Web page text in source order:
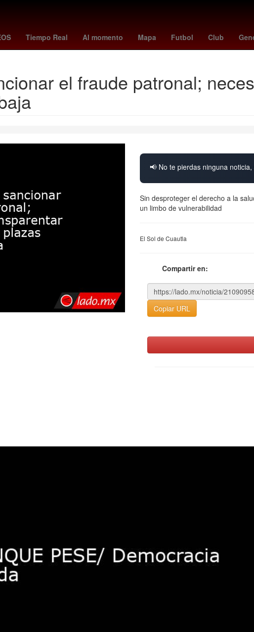
Tiempo Real Al momento Mapa Futbol Club
Procter & Gamble Agresión enciso paraguay 6 de abril
el fraude patronal;
📢 No te pierdas ninguna
Sin desproteger el derecho a la
un limbo de vulnerabilidad
El Sol de Cuautla
Compartir en:
Copiar URL